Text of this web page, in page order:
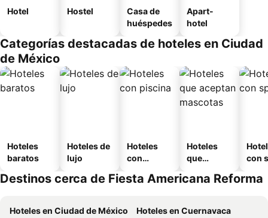
Hotel Hostel
Casa de
huéspedes
Apart-
hotel
Categorías destacadas de hoteles en Ciudad
de México
Hoteles
baratos
Hoteles de
lujo
Hoteles
con
Hoteles
que
mascotas
con
Destinos cerca de Fiesta Americana Reforma
Hoteles en Ciudad de México
Hoteles en Cuernavaca